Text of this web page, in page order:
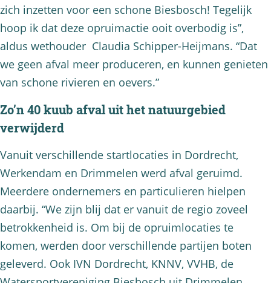
zich inzetten voor een schone Biesbosch! Tegelijk
hoop ik dat deze opruimactie ooit overbodig is”,
aldus wethouder Claudia Schipper-Heijmans. “Dat
we geen afval meer produceren, en kunnen genieten
van schone rivieren en oevers.”
Zo’n 40 kuub afval uit het natuurgebied
verwijderd
Vanuit verschillende startlocaties in Dordrecht,
Werkendam en Drimmelen werd afval geruimd.
Meerdere ondernemers en particulieren hielpen
daarbij. “We zijn blij dat er vanuit de regio zoveel
betrokkenheid is. Om bij de opruimlocaties te
komen, werden door verschillende partijen boten
geleverd. Ook IVN Dordrecht, KNNV, VVHB, de